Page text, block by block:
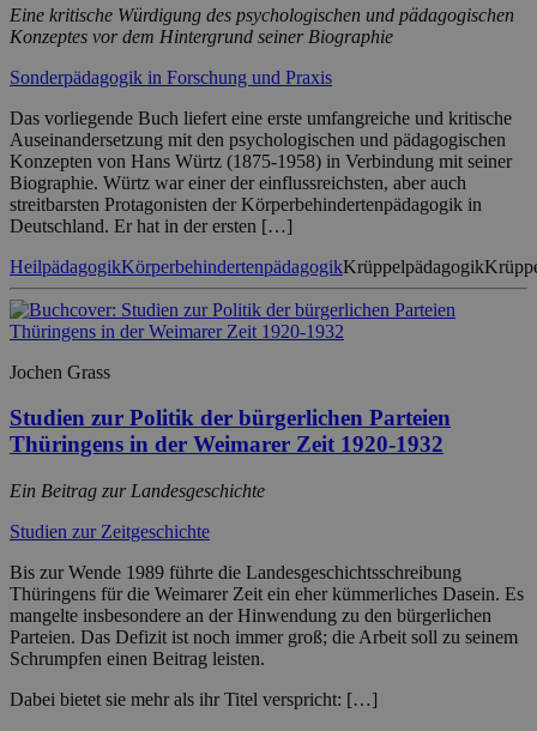
Eine kritische Würdigung des psychologischen und pädagogischen
Konzeptes vor dem Hintergrund seiner Biographie
Sonderpädagogik in Forschung und Praxis
Das vorliegende Buch liefert eine erste umfangreiche und kritische
Auseinandersetzung mit den psychologischen und pädagogischen
Konzepten von Hans Würtz (1875-1958) in Verbindung mit seiner
Biographie. Würtz war einer der einflussreichsten, aber auch
streitbarsten Protagonisten der Körperbehindertenpädagogik in
Deutschland. Er hat in der ersten […]
HeilpädagogikKörperbehindertenpädagogikKrüppelpädagogik
Jochen Grass
Studien zur Politik der bürgerlichen Parteien
Thüringens in der Weimarer Zeit 1920-1932
Ein Beitrag zur Landesgeschichte
Studien zur Zeitgeschichte
Bis zur Wende 1989 führte die Landesgeschichtsschreibung
Thüringens für die Weimarer Zeit ein eher kümmerliches Dasein. Es
mangelte insbesondere an der Hinwendung zu den bürgerlichen
Parteien. Das Defizit ist noch immer groß; die Arbeit soll zu seinem
Schrumpfen einen Beitrag leisten.
Dabei bietet sie mehr als ihr Titel verspricht: […]